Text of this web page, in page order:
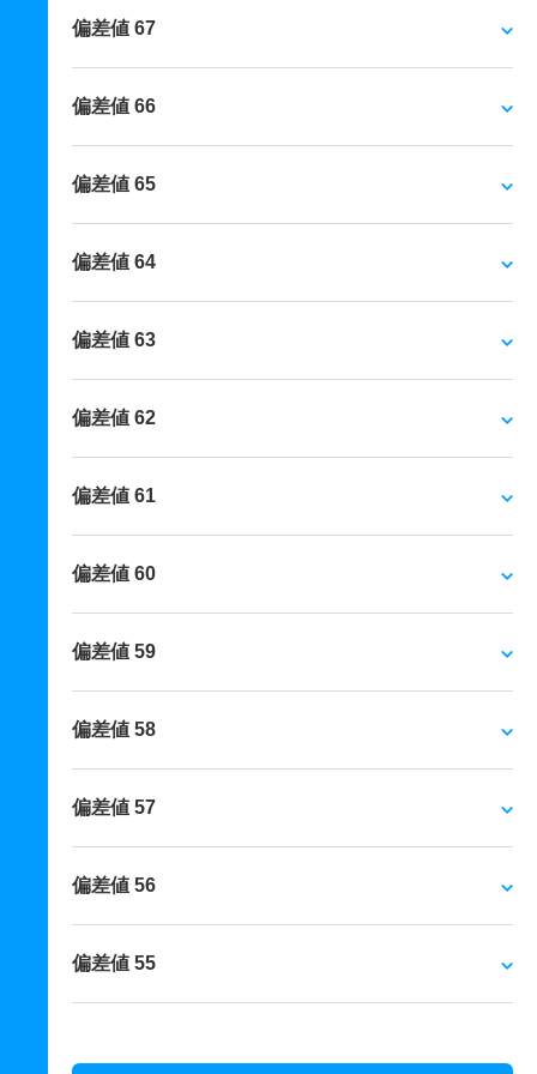
偏差値 67
偏差値 66
偏差値 65
偏差値 64
偏差値 63
偏差値 62
偏差値 61
偏差値 60
偏差値 59
偏差値 58
偏差値 57
偏差値 56
偏差値 55